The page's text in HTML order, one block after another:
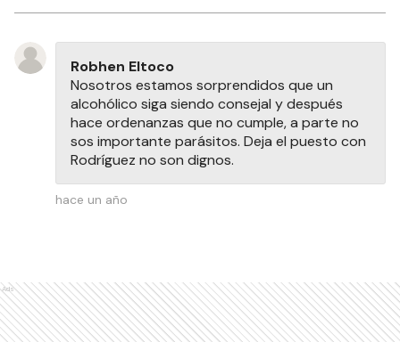
Robhen Eltoco
Nosotros estamos sorprendidos que un
alcohólico siga siendo consejal y después
hace ordenanzas que no cumple, a parte no
sos importante parásitos. Deja el puesto con
Rodríguez no son dignos.
hace un año
Ads